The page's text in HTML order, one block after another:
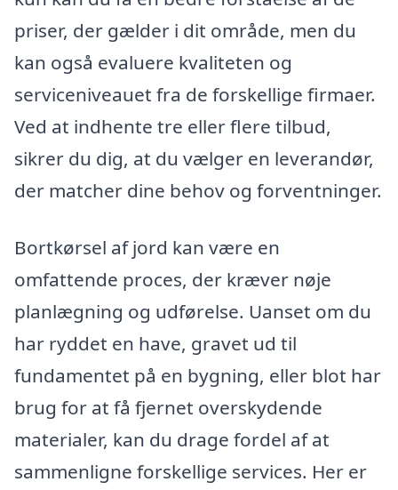
priser, der gælder i dit område, men du
kan også evaluere kvaliteten og
serviceniveauet fra de forskellige firmaer.
Ved at indhente tre eller flere tilbud,
sikrer du dig, at du vælger en leverandør,
der matcher dine behov og forventninger.
Bortkørsel af jord kan være en
omfattende proces, der kræver nøje
planlægning og udførelse. Uanset om du
har ryddet en have, gravet ud til
fundamentet på en bygning, eller blot har
brug for at få fjernet overskydende
materialer, kan du drage fordel af at
sammenligne forskellige services. Her er